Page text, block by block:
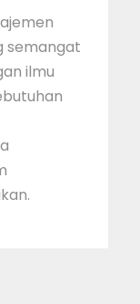
semangat
ilmu